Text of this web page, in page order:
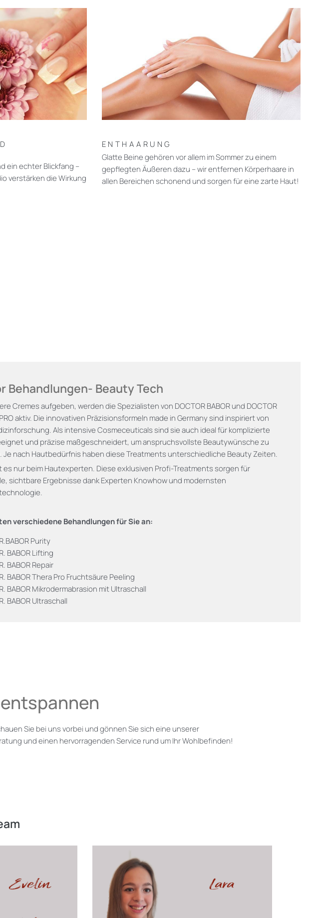
ein echter Blickfang –
verstärken die Wirkung
ENTHAARUNG
Glatte Beine gehören vor allem im Sommer zu einem
gepflegten Äußeren dazu – wir entfernen Körperhaare in
allen Bereichen schonend und sorgen für eine zarte Haut!
Behandlungen- Beauty Tech
Cremes aufgeben, werden die Spezialisten von DOCTOR BABOR und DOCTOR
aktiv. Die innovativen Präzisionsformeln made in Germany sind inspiriert von
Als intensive Cosmeceuticals sind sie auch ideal für komplizierte
und präzise maßgeschneidert, um anspruchsvollste Beautywünsche zu
Je nach Hautbedürfnis haben diese Treatments unterschiedliche Beauty Zeiten.
es nur beim Hautexperten. Diese exklusiven Profi-Treatments sorgen für
sichtbare Ergebnisse dank Experten Knowhow und modernsten
verschiedene Behandlungen für Sie an:
Purity
BABOR Lifting
BABOR Repair
BABOR Thera Pro Fruchtsäure Peeling
BABOR Mikrodermabrasion mit Ultraschall
BABOR Ultraschall
Sie bei uns vorbei und gönnen Sie sich eine unserer
und einen hervorragenden Service rund um Ihr Wohlbefinden!